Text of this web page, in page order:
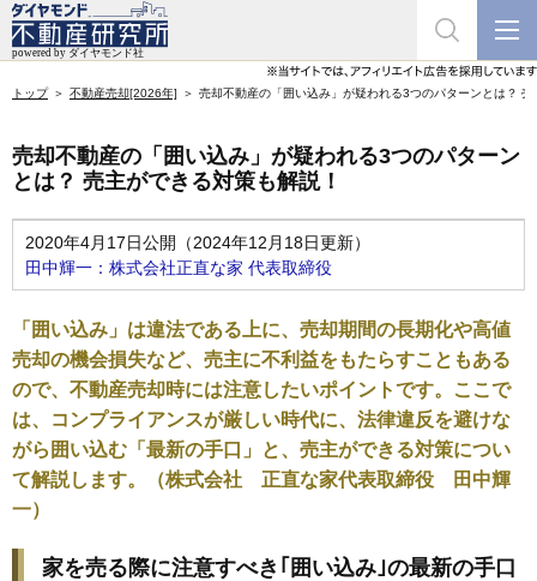
トップ 不動産売却[2026年] 売却不動産の「囲い込み」が疑われる3つのパターンとは？
売却不動産の「囲い込み」が疑われる3つのパターン
とは？ 売主ができる対策も解説！
2020年4月17日公開（2024年12月18日更新）
田中輝一：株式会社正直な家 代表取締役
「囲い込み」は違法である上に、売却期間の長期化や高値
売却の機会損失など、売主に不利益をもたらすこともある
ので、不動産売却時には注意したいポイントです。ここで
は、コンプライアンスが厳しい時代に、法律違反を避けな
がら囲い込む「最新の手口」と、売主ができる対策につい
て解説します。
（株式会社 正直な家代表取締役 田中輝
一）
家を売る際に注意すべき｢囲い込み｣の最新の手口